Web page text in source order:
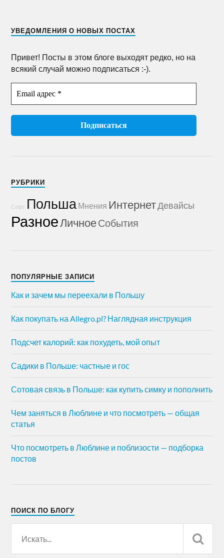
УВЕДОМЛЕНИЯ О НОВЫХ ПОСТАХ
Привет! Посты в этом блоге выходят редко, но на
всякий случай можно подписаться :-).
РУБРИКИ
Софт Польша Мнения ИнтернетДевайсы
РазноеЛичноеСобытия
ПОПУЛЯРНЫЕ ЗАПИСИ
Как и зачем мы переехали в Польшу
Как покупать на Allegro.pl? Наглядная инструкция
Подсчет калорий: как похудеть, мой опыт
Садики в Польше: частные и гос
Сотовая связь в Польше: как купить симку и пополнить
Чем заняться в Люблине и что посмотреть — общая
статья
Что посмотреть в Люблине и поблизости — подборка
постов
ПОИСК ПО БЛОГУ